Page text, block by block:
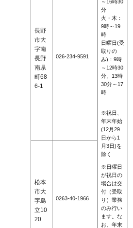
長野
市大
字南
長野
南県
町68
6-1
026-234-9591
～16時30
分
火・木：
9時～19
時
日曜日(受
取りの
み)：9時
～12時30
分、13時
30分～17
時
※祝日、
年末年始
(12月29
日から1
月3日)を
除く
※日曜日
が祝日の
場合は交
付（受取
り）業務
のみ行い
ます。な
お、年末
松本
市大
字島
立10
20
0263-40-1966